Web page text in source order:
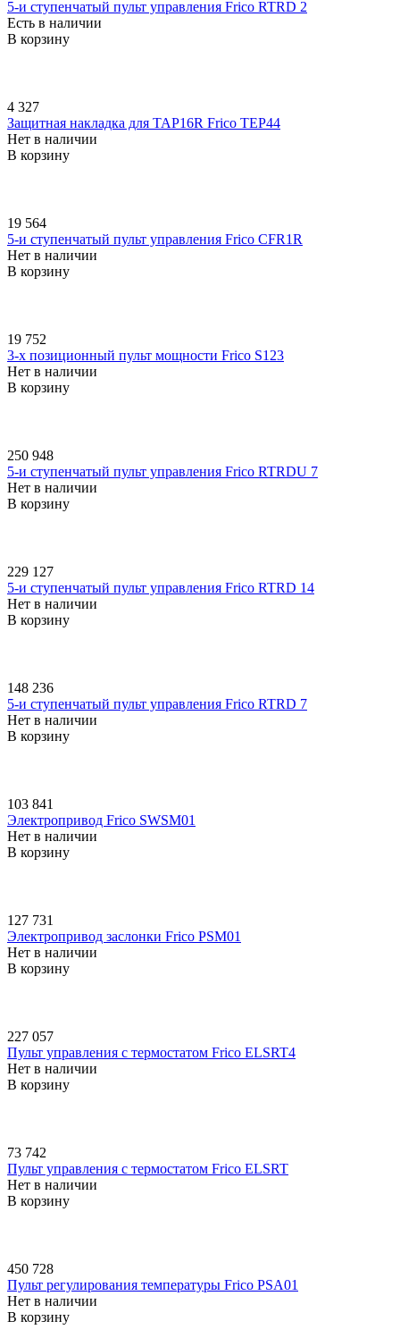
5-и ступенчатый пульт управления Frico RTRD 2
Есть в наличии
В корзину
4 327
Защитная накладка для TAP16R Frico TEP44
Нет в наличии
В корзину
19 564
5-и ступенчатый пульт управления Frico CFR1R
Нет в наличии
В корзину
19 752
3-х позиционный пульт мощности Frico S123
Нет в наличии
В корзину
250 948
5-и ступенчатый пульт управления Frico RTRDU 7
Нет в наличии
В корзину
229 127
5-и ступенчатый пульт управления Frico RTRD 14
Нет в наличии
В корзину
148 236
5-и ступенчатый пульт управления Frico RTRD 7
Нет в наличии
В корзину
103 841
Электропривод Frico SWSM01
Нет в наличии
В корзину
127 731
Электропривод заслонки Frico PSM01
Нет в наличии
В корзину
227 057
Пульт управления с термостатом Frico ELSRT4
Нет в наличии
В корзину
73 742
Пульт управления с термостатом Frico ELSRT
Нет в наличии
В корзину
450 728
Пульт регулирования температуры Frico PSA01
Нет в наличии
В корзину